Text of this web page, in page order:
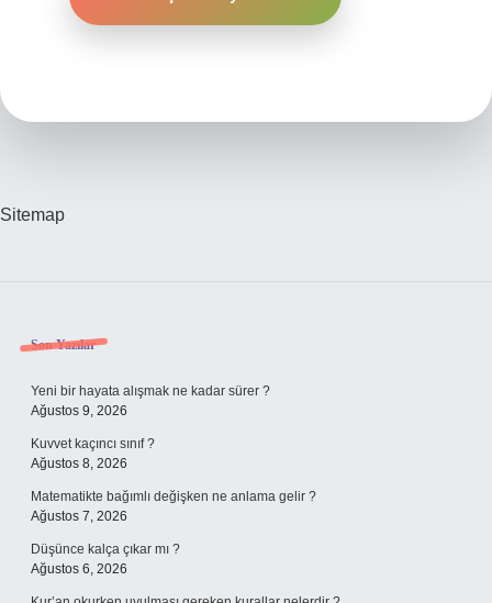
Sitemap
Sidebar
Son Yazılar
Yeni bir hayata alışmak ne kadar sürer ?
Ağustos 9, 2026
Kuvvet kaçıncı sınıf ?
Ağustos 8, 2026
Matematikte bağımlı değişken ne anlama gelir ?
Ağustos 7, 2026
Düşünce kalça çıkar mı ?
Ağustos 6, 2026